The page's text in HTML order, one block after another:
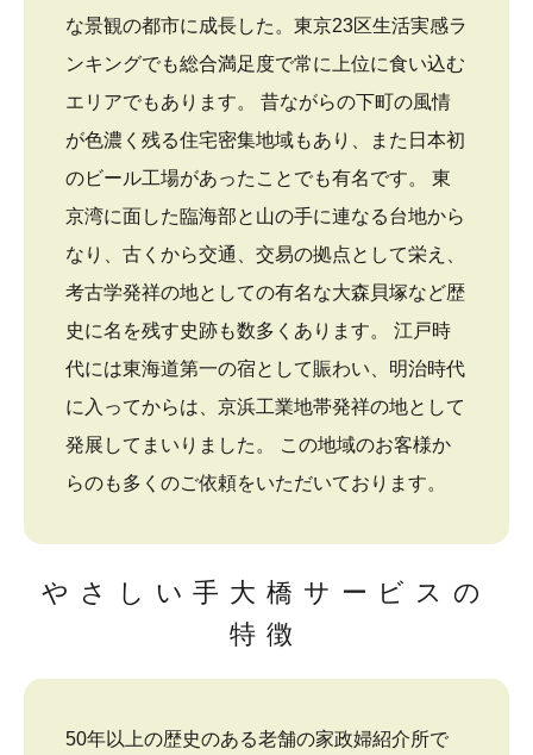
な景観の都市に成長した。東京23区生活実感ラ
ンキングでも総合満足度で常に上位に食い込む
エリアでもあります。 昔ながらの下町の風情
が色濃く残る住宅密集地域もあり、また日本初
のビール工場があったことでも有名です。 東
京湾に面した臨海部と山の手に連なる台地から
なり、古くから交通、交易の拠点として栄え、
考古学発祥の地としての有名な大森貝塚など歴
史に名を残す史跡も数多くあります。 江戸時
代には東海道第一の宿として賑わい、明治時代
に入ってからは、京浜工業地帯発祥の地として
発展してまいりました。 この地域のお客様か
らのも多くのご依頼をいただいております。
やさしい手大橋サービスの
特徴
50年以上の歴史のある老舗の家政婦紹介所で